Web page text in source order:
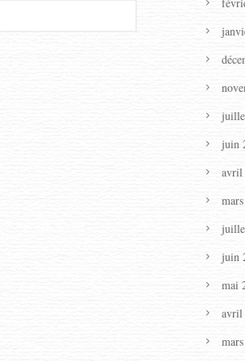
juin
avril
juin
mai
avril